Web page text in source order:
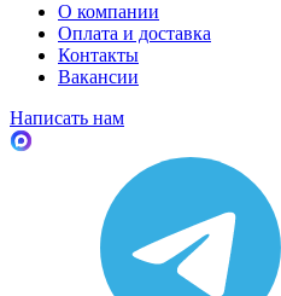
О компании
Оплата и доставка
Контакты
Вакансии
Написать нам